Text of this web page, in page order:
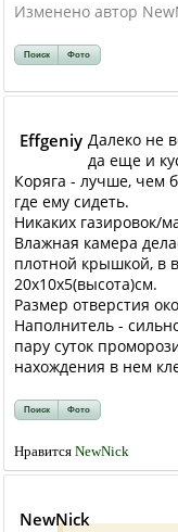
Изменено автор
Поиск Фото
Effgeniy Далеко не
да еще и
Коряга - лучше, чем
где ему сидеть.
Никаких газировок/
Влажная камера
плотной крышкой, в
20х10х5(высота)см.
Размер отверстия
Наполнитель -
пару суток
нахождения в нем
Поиск Фото
Нравится NewNick
NewNick